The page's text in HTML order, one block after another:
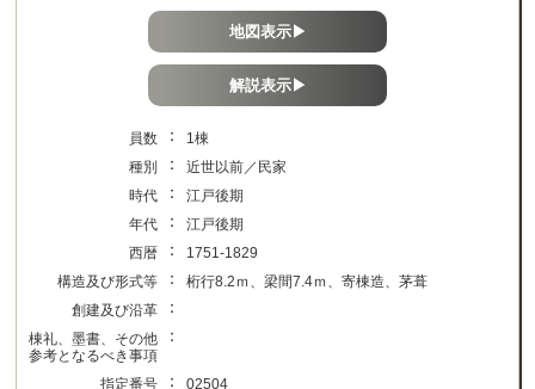
地図表示▶
解説表示▶
員数 ：
1棟
種別
：
近世以前／民家
時代
：
江戸後期
年代
：
江戸後期
西暦
：
1751-1829
構造及び形式等
：
桁行8.2ｍ、梁間7.4ｍ、寄棟造、茅葺
創建及び沿革
：
棟礼、墨書、その他
参考となるべき事項
：
指定番号 ：
02504